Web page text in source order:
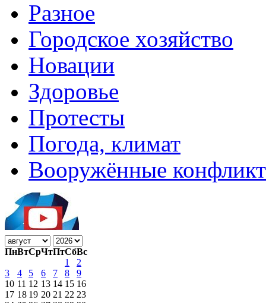
Разное
Городское хозяйство
Новации
Здоровье
Протесты
Погода, климат
Вооружённые
ПнВтСрЧтПтСбВс
1
2
3
4 5 6 7 8
9
10 11 12 13 14 15 16
17 18 19 20 21 22 23